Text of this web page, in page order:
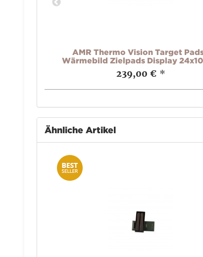
AMR Thermo Vision Target
Wärmebild Zielpads Display
239,00 € *
Ähnliche Artikel